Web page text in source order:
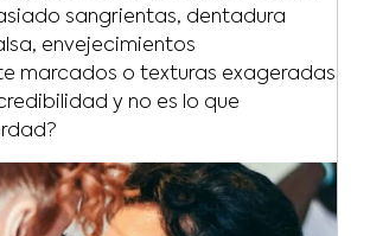
sangrientas, dentadura
envejecimientos
marcados o texturas exageradas
y no es lo que